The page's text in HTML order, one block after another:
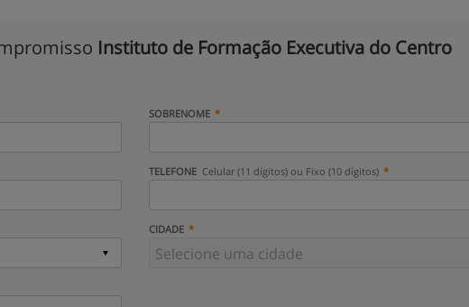
Instituto de Formação Executiva do Centro
SOBRENOME
TELEFONE Celular (11 dígitos) ou Fixo (10 dígitos)
CIDADE